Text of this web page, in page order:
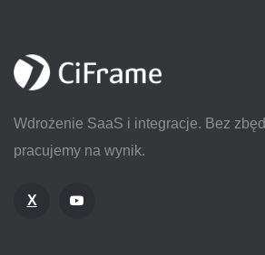
Wdrożenie SaaS i integracje. Bez
pracujemy na wynik.
X